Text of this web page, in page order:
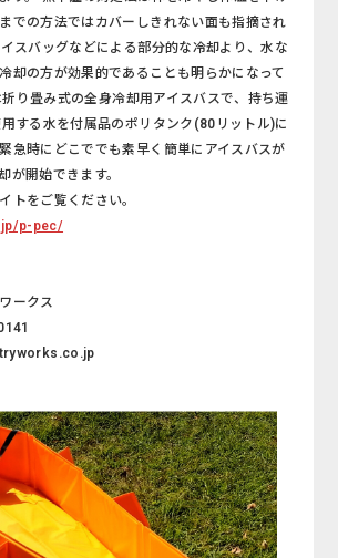
での方法ではカバーしきれない面も指摘され
スバッグなどによる部分的な冷却より、水な
却の方が効果的であることも明らかになって
り畳み式の全身冷却用アイスバスで、持ち運
する水を付属品のポリタンク(80リットル)に
急時にどこででも素早く簡単にアイスバスが
が開始できます。
トをご覧ください。
p-pec/
ークス